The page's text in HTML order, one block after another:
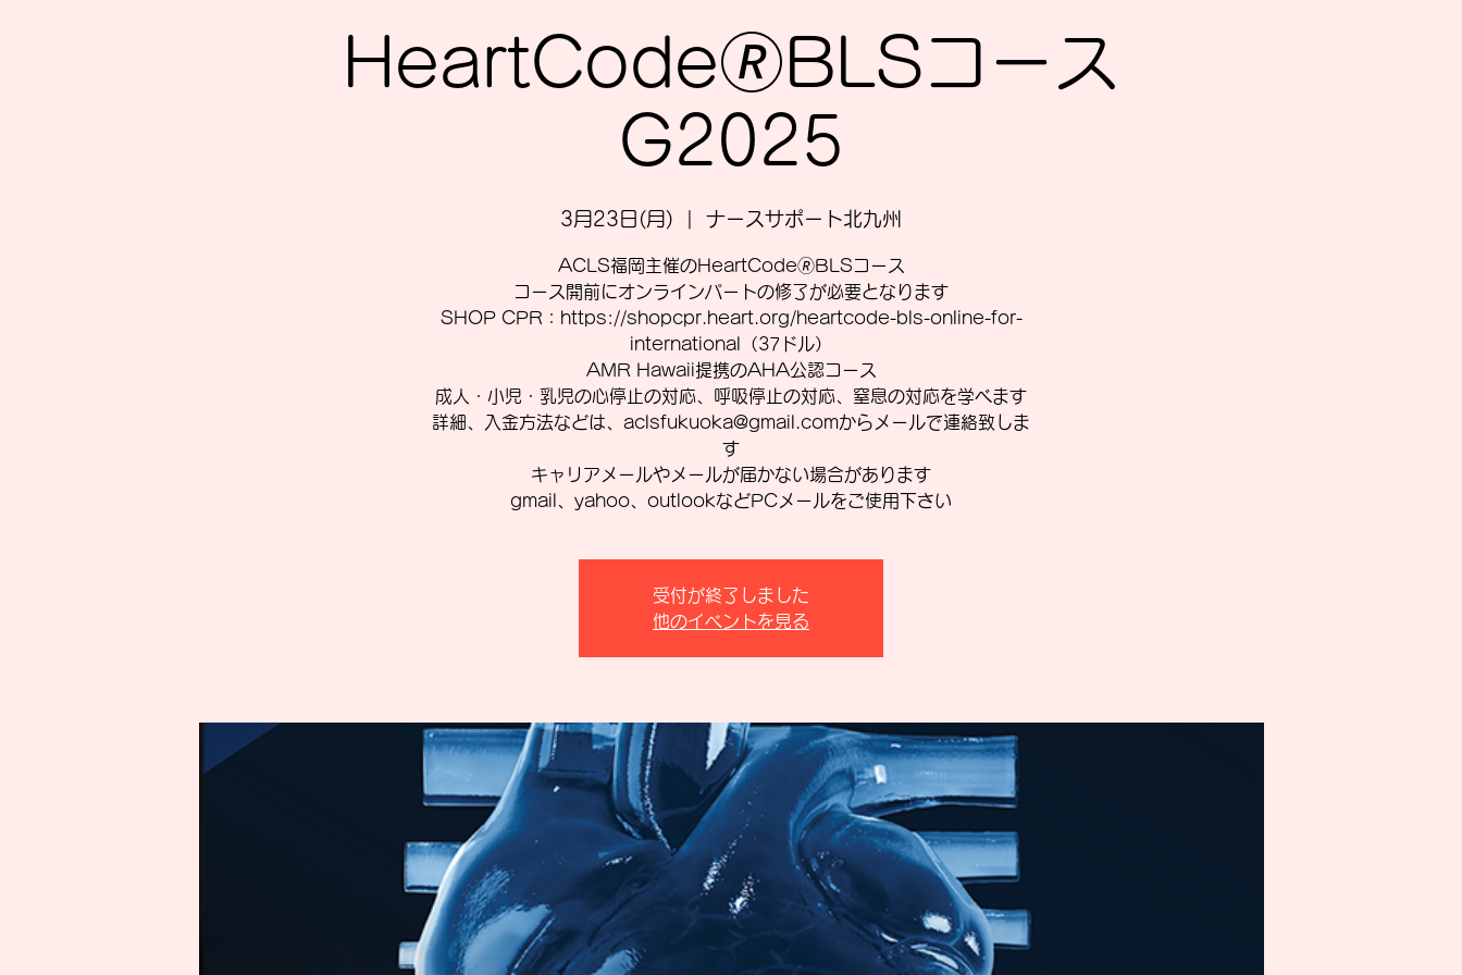
HeartCode🄬BLSコース
G2025
3月23日(月) ナースサポート北九州
ACLS福岡主催のHeartCode🄬BLSコース
コース開前にオンラインパートの修了が必要となります
SHOP CPR：https://shopcpr.heart.org/heartcode-bls-online-for-
international（37ドル）
AMR Hawaii提携のAHA公認コース
成人・小児・乳児の心停止の対応、呼吸停止の対応、窒息の対応を学べます
詳細、入金方法などは、aclsfukuoka@gmail.comからメールで連絡致しま
す
キャリアメールやメールが届かない場合があります
gmail、yahoo、outlookなどPCメールをご使用下さい
受付が終了しました
他のイベントを見る